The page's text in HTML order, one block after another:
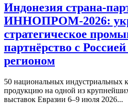
Индонезия страна-
ИННОПРОМ-2026:
стратегическое
партнёрство с
регионом
50 национальных индустриальных
продукцию на одной из
выставок Евразии 6–9 июля 2026...